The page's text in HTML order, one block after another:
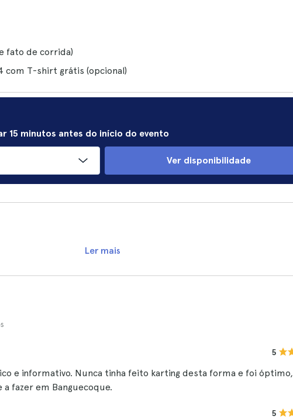
fato de corrida)
com T-shirt grátis (opcional)
15 minutos antes do início do evento
Ver disponibilidade
Ler mais
5
e informativo. Nunca tinha feito karting desta forma e foi óptimo,
fazer em Banguecoque.
5